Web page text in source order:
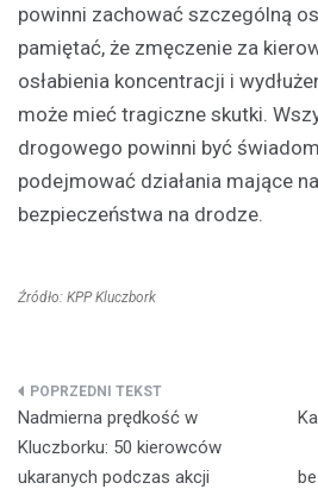
powinni zachować szczególną
pamiętać, że zmęczenie za
osłabienia koncentracji i
może mieć tragiczne skutki.
drogowego powinni być
podejmować działania mające
bezpieczeństwa na drodze.
Źródło: KPP Kluczbork
Nawigacja
wpisu
Nadmierna prędkość w
Kluczborku: 50 kierowców
ukaranych podczas akcji